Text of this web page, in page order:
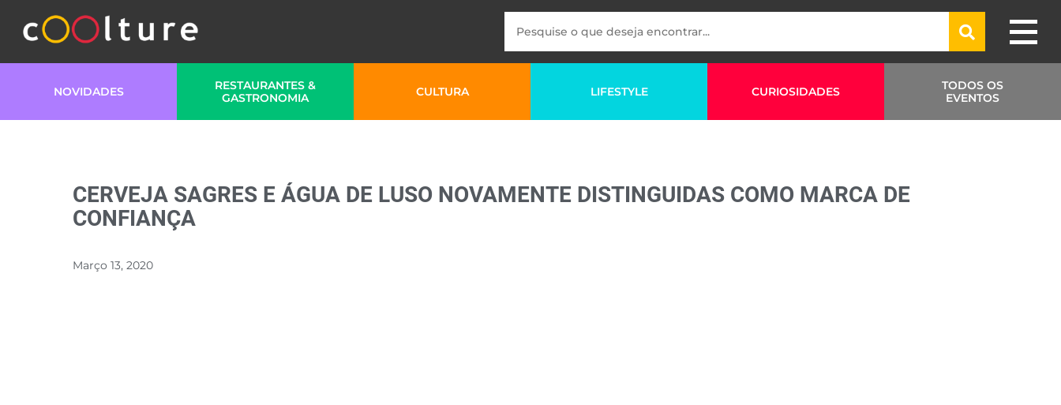
NOVIDADES
RESTAURANTES &
GASTRONOMIA
CULTURA LIFESTYLE CURIOSIDADES
TODOS OS
EVENTOS
CERVEJA SAGRES E ÁGUA DE LUSO NOVAMENTE DISTINGUIDAS COMO MARCA DE
CONFIANÇA
Março 13, 2020